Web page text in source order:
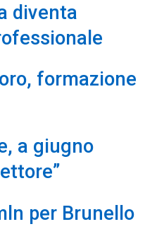
diventa
formazione
a giugno
per Brunello